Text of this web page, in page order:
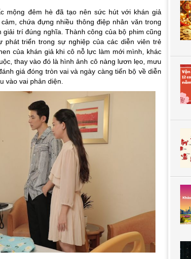
mộng đêm hè đã tạo nên sức hút với khán giả
chứa đựng nhiều thông điệp nhân văn trong
trí đúng nghĩa. Thành công của bộ phim cũng
triển trong sự nghiệp của các diễn viên trẻ
của khán giả khi cô nỗ lực làm mới mình, khác
thay vào đó là hình ảnh cô nàng lươn lẹo, mưu
giá đóng tròn vai và ngày càng tiến bộ về diễn
vào vai phản diện.